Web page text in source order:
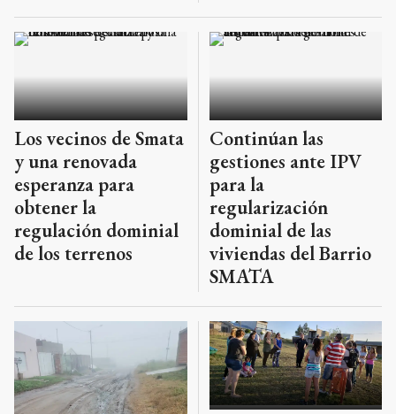
Los vecinos de Smata
y una renovada
esperanza para
obtener la
regulación dominial
de los terrenos
Continúan las
gestiones ante IPV
para la
regularización
dominial de las
viviendas del Barrio
SMATA